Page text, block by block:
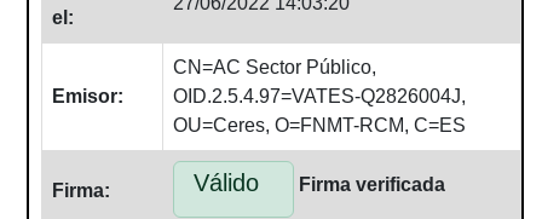
el:
Emisor:
CN=AC Sector Público,
OID.2.5.4.97=VATES-Q2826004J,
OU=Ceres, O=FNMT-RCM, C=ES
Firma: Válido Firma verificada